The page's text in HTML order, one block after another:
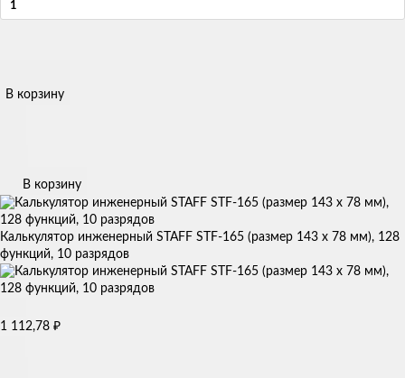
В корзину
В корзину
Калькулятор инженерный STAFF STF-165 (размер 143 х 78 мм), 128
функций, 10 разрядов
1 112,78 ₽